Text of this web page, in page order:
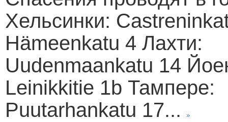
Хельсинки:
Hämeenkatu 4 Лахти:
Uudenmaankatu 14
Leinikkitie 1b Тампере:
Puutarhankatu 17...